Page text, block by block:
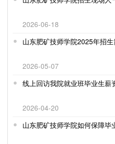
2026-06-18
山东肥矿技师学院2025年招
2026-05-07
线上回访我院就业班毕业生薪
2026-04-20
山东肥矿技师学院如何保障毕